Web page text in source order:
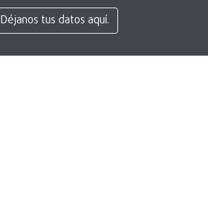
Déjanos tus datos aquí.